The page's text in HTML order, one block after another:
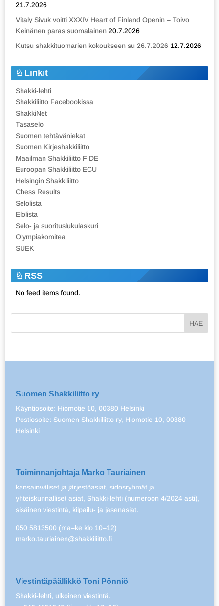
21.7.2026
Vitaly Sivuk voitti XXXIV Heart of Finland Openin – Toivo
Keinänen paras suomalainen 20.7.2026
Kutsu shakkituomarien kokoukseen su 26.7.2026 12.7.2026
Linkit
Shakki-lehti
Shakkiliitto Facebookissa
ShakkiNet
Tasaselo
Suomen tehtäväniekat
Suomen Kirjeshakkiliitto
Maailman Shakkiliitto FIDE
Euroopan Shakkiliitto ECU
Helsingin Shakkiliitto
Chess Results
Selolista
Elolista
Selo- ja suorituslukulaskuri
Olympiakomitea
SUEK
RSS
No feed items found.
Suomen Shakkiliitto ry
Käyntiosoite: Hiomotie 10, 00380 Helsinki
Postiosoite: Suomen Shakkiliitto ry, Hiomotie 10, 00380
Helsinki
Toiminnanjohtaja Marko Tauriainen
kansainväliset ja järjestöasiat, sidosryhmät ja
yhteiskunnalliset asiat, Shakki-lehti (numeroon 4/2024 asti),
sisäinen viestintä, kilpailu- ja jäsenasiat.
050 5813500 (ma–ke klo 10–12)
marko.tauriainen@shakkiliitto.fi
Viestintäpäällikkö Toni Pönniö
Shakki-lehti, ulkoinen viestintä.